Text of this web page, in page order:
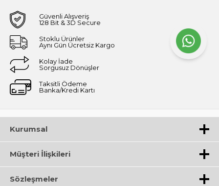
Güvenli Alışveriş
128 Bit & 3D Secure
Stoklu Ürünler
Aynı Gün Ücretsiz Kargo
Kolay İade
Sorgusuz Dönüşler
Taksitli Ödeme
Banka/Kredi Kartı
Kurumsal
Müşteri İlişkileri
Sözleşmeler